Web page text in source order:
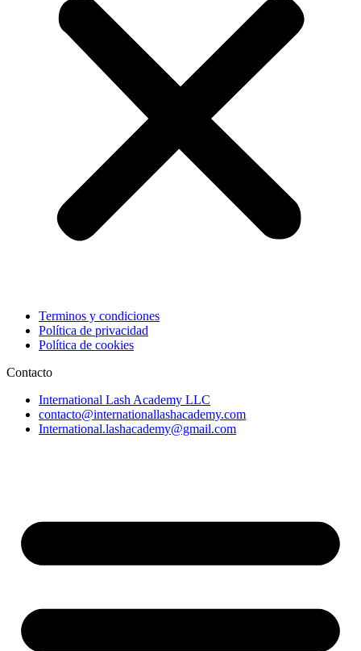
Terminos y condiciones
Política de privacidad
Política de cookies
Contacto
International Lash Academy LLC
contacto@internationallashacademy.com
International.lashacademy@gmail.com